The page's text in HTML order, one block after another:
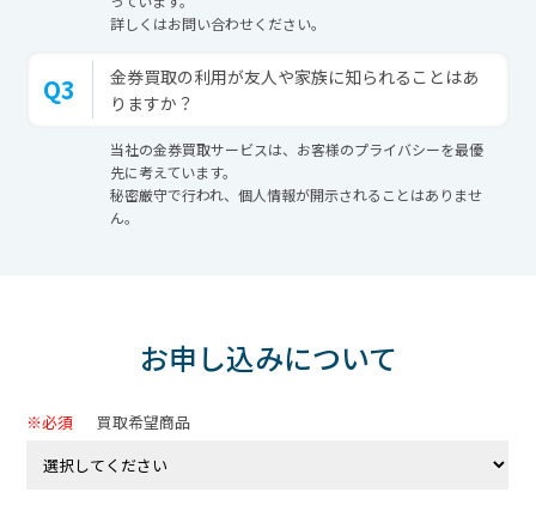
詳しくはお問い合わせください。
Q3
金券買取の利用が友人や家族に知られることはあ
りますか？
当社の金券買取サービスは、お客様のプライバシーを最優
先に考えています。
秘密厳守で行われ、個人情報が開示されることはありませ
ん。
お申し込みについて
※必須 買取希望商品